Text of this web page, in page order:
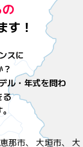
す！
スに
ル・年式を問わ
る
那市、 大垣市、 大